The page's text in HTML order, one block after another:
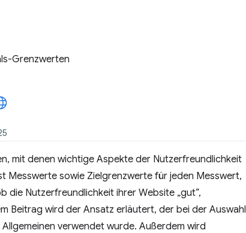
Grenzwerten
mit denen wichtige Aspekte der Nutzerfreundlichkeit
Messwerte sowie Zielgrenzwerte für jeden Messwert,
die Nutzerfreundlichkeit ihrer Website „gut“,
Beitrag wird der Ansatz erläutert, der bei der Auswahl
verwendet wurde. Außerdem wird